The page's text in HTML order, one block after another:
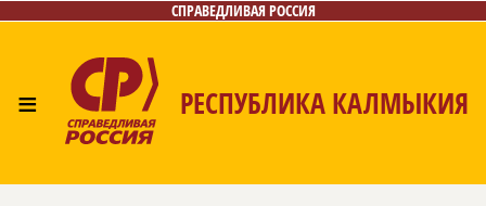
СПРАВЕДЛИВАЯ РОССИЯ
≡ РЕСПУБЛИКА КАЛМЫКИЯ